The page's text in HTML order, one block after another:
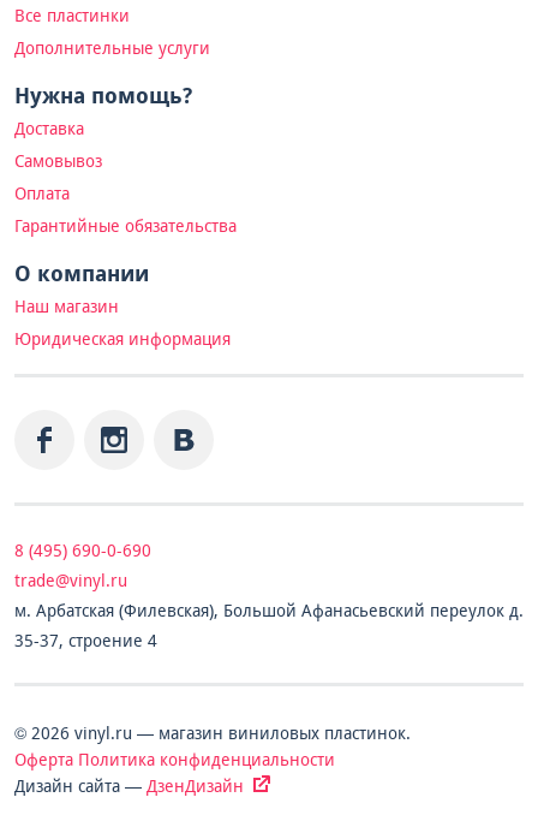
Все пластинки
Дополнительные услуги
Нужна помощь?
Доставка
Самовывоз
Оплата
Гарантийные обязательства
О компании
Наш магазин
Юридическая информация
8 (495) 690-0-690
trade@vinyl.ru
м. Арбатская (Филевская), Большой Афанасьевский переулок д.
35-37, строение 4
© 2026 vinyl.ru — магазин виниловых пластинок.
Оферта Политика конфиденциальности
Дизайн сайта — ДзенДизайн